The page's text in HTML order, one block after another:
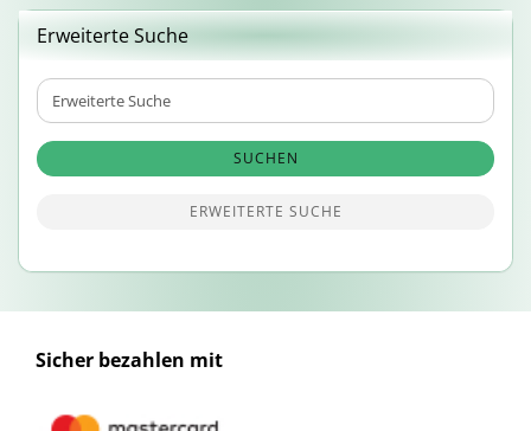
Erweiterte Suche
Erweiterte
Suche
SUCHEN
ERWEITERTE SUCHE
Sicher bezahlen mit